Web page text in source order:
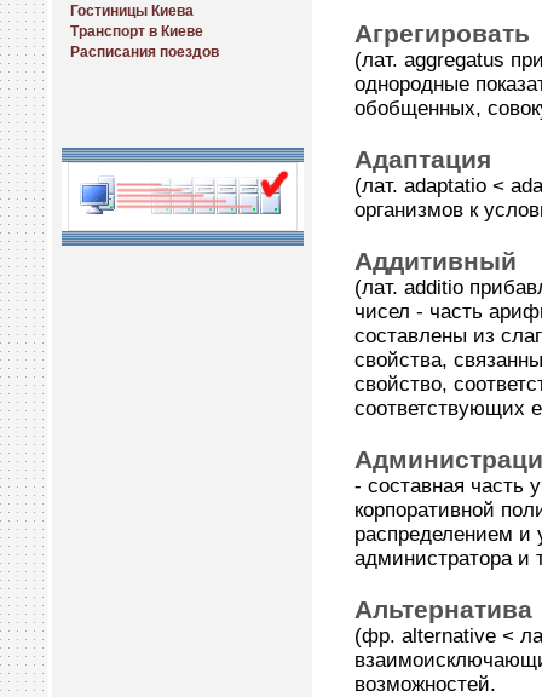
Гостиницы Киева
Транспорт в Киеве
Расписания поездов
Агрегировать
(лат. aggregatus
однородные
обобщенных,
Адаптация
(лат. adaptatio <
организмов к
Аддитивный
(лат. additio
чисел - часть
составлены из
свойства,
свойство,
соответствующих
- составная часть
корпоративной
распределением и
администратора и
Альтернатива
(фр. alternative <
возможностей.